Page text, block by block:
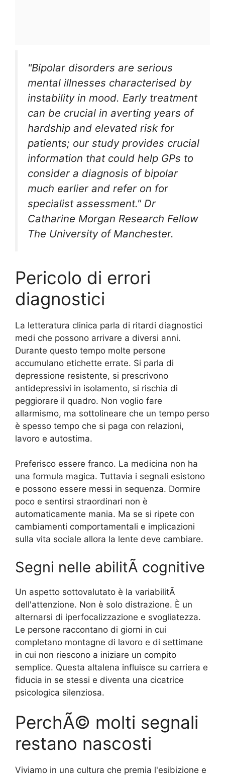
"Bipolar disorders are serious
mental illnesses characterised by
instability in mood. Early treatment
can be crucial in averting years of
hardship and elevated risk for
patients; our study provides crucial
information that could help GPs to
consider a diagnosis of bipolar
much earlier and refer on for
specialist assessment." Dr
Catharine Morgan Research Fellow
The University of Manchester.
Pericolo di errori
diagnostici
La letteratura clinica parla di ritardi diagnostici
medi che possono arrivare a diversi anni.
Durante questo tempo molte persone
accumulano etichette errate. Si parla di
depressione resistente, si prescrivono
antidepressivi in isolamento, si rischia di
peggiorare il quadro. Non voglio fare
allarmismo, ma sottolineare che un tempo perso
è spesso tempo che si paga con relazioni,
lavoro e autostima.
Preferisco essere franco. La medicina non ha
una formula magica. Tuttavia i segnali esistono
e possono essere messi in sequenza. Dormire
poco e sentirsi straordinari non è
automaticamente mania. Ma se si ripete con
cambiamenti comportamentali e implicazioni
sulla vita sociale allora la lente deve cambiare.
Segni nelle abilitÃ cognitive
Un aspetto sottovalutato è la variabilitÃ
dell'attenzione. Non è solo distrazione. È un
alternarsi di iperfocalizzazione e svogliatezza.
Le persone raccontano di giorni in cui
completano montagne di lavoro e di settimane
in cui non riescono a iniziare un compito
semplice. Questa altalena influisce su carriera e
fiducia in se stessi e diventa una cicatrice
psicologica silenziosa.
PerchÃ© molti segnali
restano nascosti
Viviamo in una cultura che premia l'esibizione e